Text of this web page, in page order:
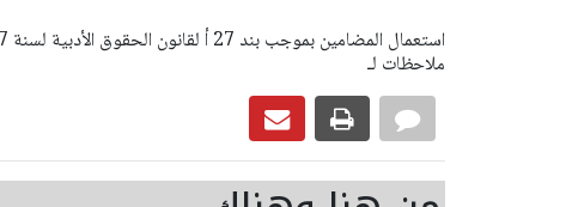
ملاحظات لـ